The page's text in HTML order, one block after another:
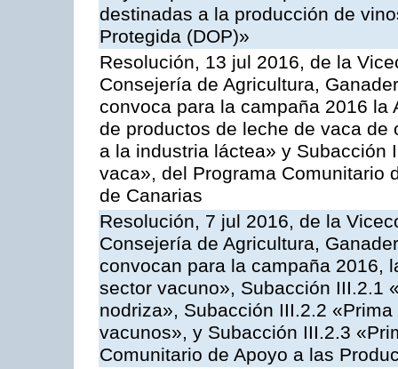
destinadas a la producción de
Protegida (DOP)»
Resolución, 13 jul 2016, de la
Consejería de Agricultura,
convoca para la campaña 2016
de productos de leche de vaca
a la industria láctea» y Subacción
vaca», del Programa Comunitario
de Canarias
Resolución, 7 jul 2016, de la
Consejería de Agricultura,
convocan para la campaña 2016,
sector vacuno», Subacción III.2.1
nodriza», Subacción III.2.2
vacunos», y Subacción III.2.3
Comunitario de Apoyo a las